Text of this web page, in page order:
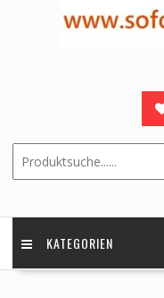
KATEGORIEN